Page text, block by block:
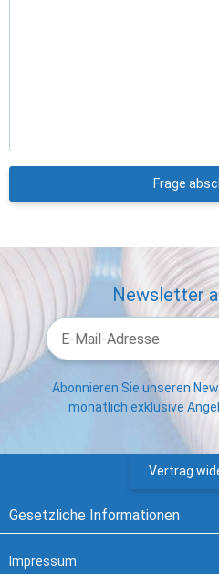
Frage
Newsletter
Abonnieren Sie unseren
monatlich exklusive
Vertrag
Gesetzliche Informationen
Impressum